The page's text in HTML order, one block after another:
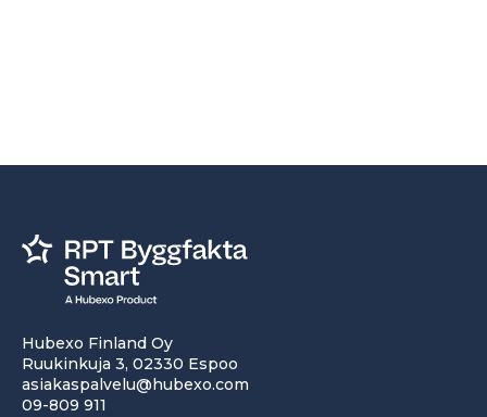
Hubexo Finland Oy
Ruukinkuja 3, 02330 Espoo
asiakaspalvelu@hubexo.com
09-809 911